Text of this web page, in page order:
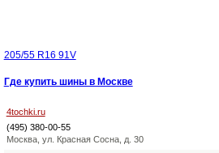
205/55 R16 91V
Где купить шины в Москве
4tochki.ru
(495) 380-00-55
Москва, ул. Красная Сосна, д. 30